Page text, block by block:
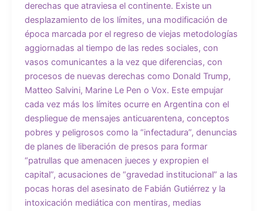
derechas que atraviesa el continente. Existe un
desplazamiento de los límites, una modificación de
época marcada por el regreso de viejas metodologías
aggiornadas al tiempo de las redes sociales, con
vasos comunicantes a la vez que diferencias, con
procesos de nuevas derechas como Donald Trump,
Matteo Salvini, Marine Le Pen o Vox. Este empujar
cada vez más los límites ocurre en Argentina con el
despliegue de mensajes anticuarentena, conceptos
pobres y peligrosos como la “infectadura”, denuncias
de planes de liberación de presos para formar
“patrullas que amenacen jueces y expropien el
capital”, acusaciones de “gravedad institucional” a las
pocas horas del asesinato de Fabián Gutiérrez y la
intoxicación mediática con mentiras, medias